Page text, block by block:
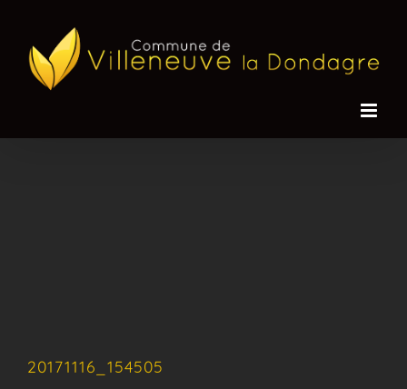
20171116_154505